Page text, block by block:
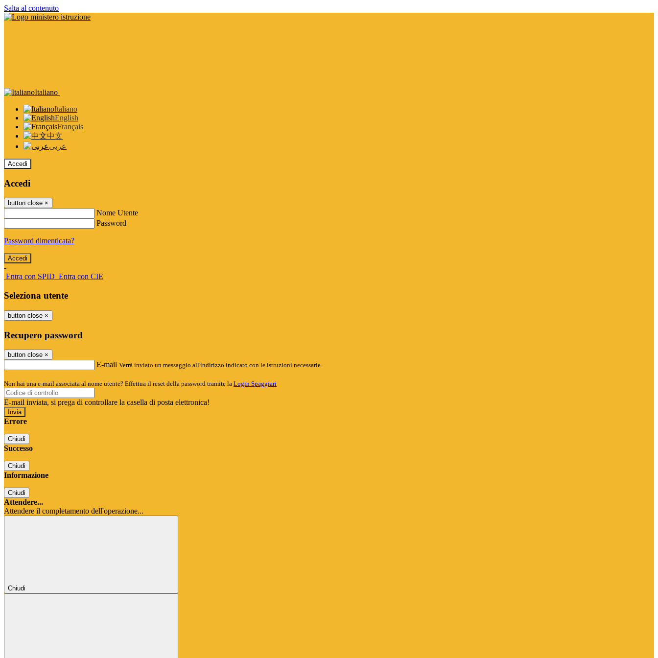
Salta al contenuto
Italiano
Italiano
English
Français
中文
عربى
Accedi
Accedi
button close ×
Nome Utente
Password
Password dimenticata?
-
Entra con SPID Entra con CIE
Seleziona utente
button close ×
Recupero password
button close ×
E-mail Verrà inviato un messaggio all'indirizzo indicato con le istruzioni necessarie.
Non hai una e-mail associata al nome utente? Effettua il reset della password tramite la Login Spaggiari
E-mail inviata, si prega di controllare la casella di posta elettronica!
Errore
Chiudi
Successo
Chiudi
Informazione
Chiudi
Attendere...
Attendere il completamento dell'operazione...
Chiudi